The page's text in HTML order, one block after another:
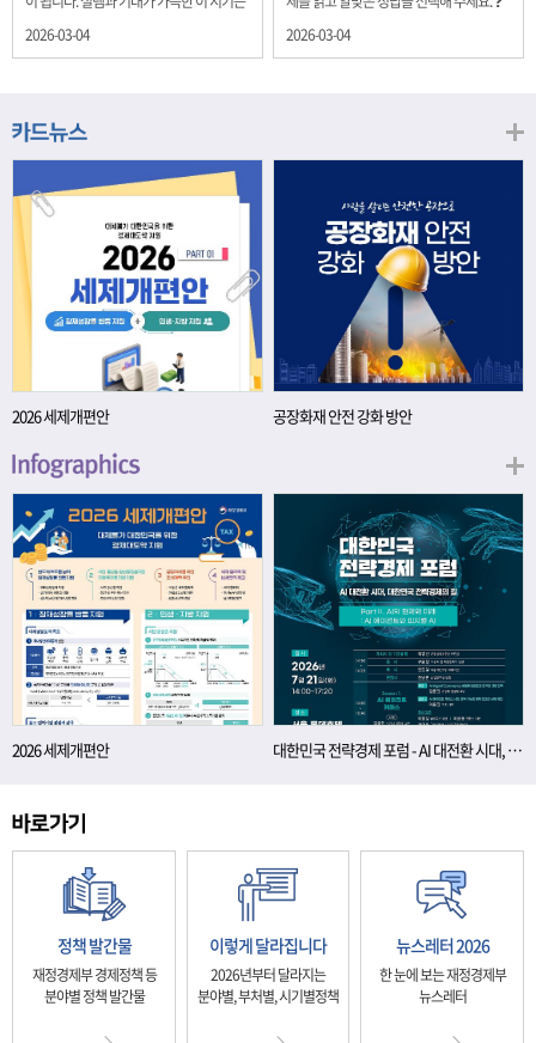
래를 준비하는 첫 걸음이기도 합니다. 입학
니다. 배움이 쌓이는 시간, 인적자본 학교에
가는 과정입니다. 수업을 통해 배우는 전공
지식, 친구들과의 협업, 다양한 활동 속에서
얻는 문제 해결 경험은 모두 개인의 역량으
로 축적됩니다. 경제학에서는 이.......
2026-03-04
을 보이고 있는 개인투자용 국채를 3월에는
20년물 300억원입니다. 그렇다면 3월 개인
1,800억원 ④ 2,000억원 이벤트 안내 응모
기간: 2026년 3월 4일(수) ~ 3월 9일(월) 경
품: 커피쿠폰 (60명) 참여.......
2026-03-04
2026 세제개편안 공장화재 안전 강화 방안
2026 세제개편안 대한민국 전략경제 포럼 - AI 대전환 시대, 대한민국 전략경제의 길
정책 발간물
재정경제부 경제정책 등
분야별 정책 발간물
이렇게 달라집니다
2026년부터 달라지는
분야별, 부처별, 시기별정책
뉴스레터 2026
한 눈에 보는 재정경제부
뉴스레터